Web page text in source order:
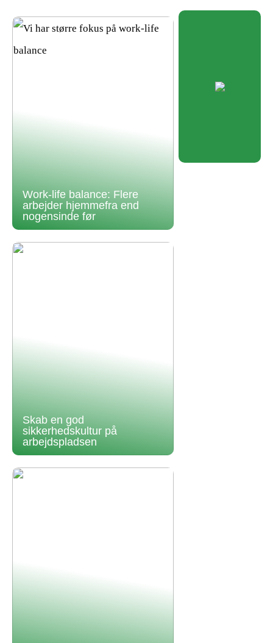
Work-life balance: Flere
arbejder hjemmefra end
nogensinde før
Skab en god
sikkerhedskultur på
arbejdspladsen